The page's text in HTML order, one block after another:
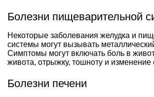
Болезни пищеварительной
Некоторые заболевания желудка и
системы могут вызывать
Симптомы могут включать боль в
живота, отрыжку, тошноту и изменение
Болезни печени